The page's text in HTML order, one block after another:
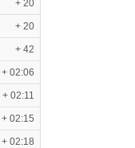
+ 20
+ 20
+ 42
+ 02:06
+ 02:11
+ 02:15
+ 02:18